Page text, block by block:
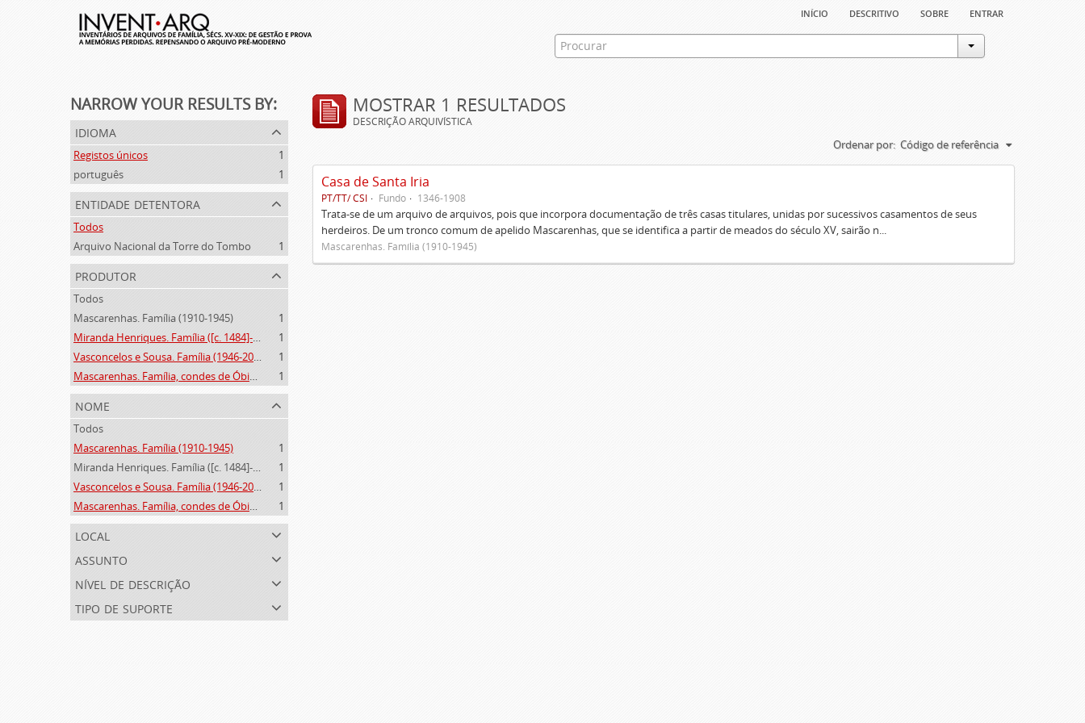
início descritivo sobre entrar
NARROW YOUR RESULTS BY:
idioma
Registos únicos
1
português
1
entidade detentora
Todos
Arquivo Nacional da Torre do Tombo
1
produtor
Todos
Mascarenhas. Família (1910-1945)
1
Miranda Henriques. Família ([c. 1484]-[c.1745])
1
Vasconcelos e Sousa. Família (1946-2006)
1
Mascarenhas. Família, condes de Óbidos, Palma e Sabugal (1669-1910)
1
nome
Todos
Mascarenhas. Família (1910-1945)
1
Miranda Henriques. Família ([c. 1484]-[c.1745])
1
Vasconcelos e Sousa. Família (1946-2006)
1
Mascarenhas. Família, condes de Óbidos, Palma e Sabugal (1669-1910)
1
local
assunto
nível de descrição
tipo de suporte
MOSTRAR 1 RESULTADOS
DESCRIÇÃO ARQUIVÍSTICA
Ordenar por: Código de referência
Casa de Santa Iria
PT/TT/ CSI Fundo 1346-1908
Trata-se de um arquivo de arquivos, pois que incorpora documentação de três casas titulares, unidas por sucessivos casamentos de seus
herdeiros. De um tronco comum de apelido Mascarenhas, que se identifica a partir de meados do século XV, sairão n...
Mascarenhas. Família (1910-1945)